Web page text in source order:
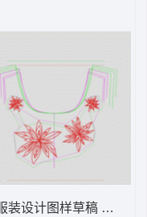
装设计图样草稿 灿烂花